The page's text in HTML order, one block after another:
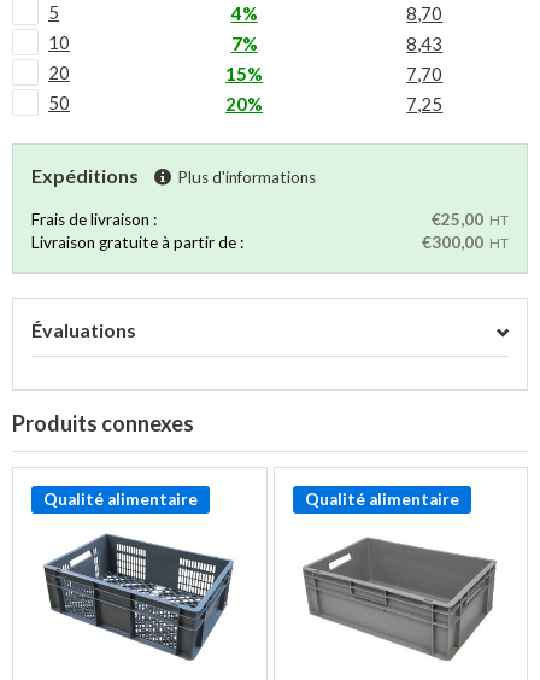
5
4%
8,70
10
7%
8,43
20
15%
7,70
50
20% 7,25
Expéditions Plus d'informations
Frais de livraison : €25,00 HT
Livraison gratuite à partir de : €300,00 HT
Évaluations
Produits connexes
Qualité alimentaire Qualité alimentaire